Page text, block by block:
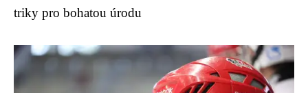
triky pro bohatou úrodu